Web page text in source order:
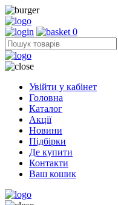
0
Увійти у кабінет
Головна
Каталог
Акції
Новини
Підбірки
Де купити
Контакти
Ваш кошик